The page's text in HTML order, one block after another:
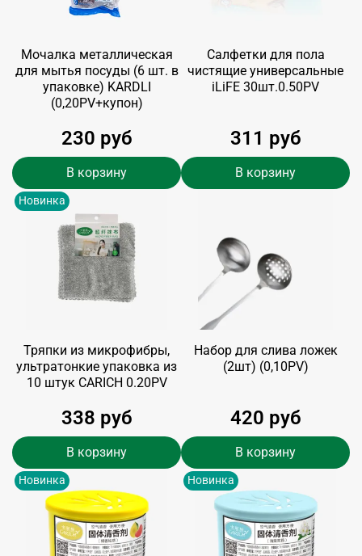
Мочалка металлическая
для мытья посуды (6 шт. в
упаковке) KARDLI
(0,20PV+купон)
230 руб
В корзину
Салфетки для пола
чистящие универсальные
iLiFE 30шт.0.50PV
311 руб
В корзину
Новинка
Тряпки из микрофибры,
ультратонкие упаковка из
10 штук CARICH 0.20PV
338 руб
В корзину
Набор для слива ложек
(2шт) (0,10PV)
420 руб
В корзину
Новинка Новинка